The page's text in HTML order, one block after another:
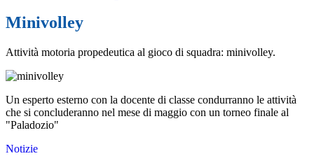
Minivolley
Attività motoria propedeutica al gioco di squadra: minivolley.
Un esperto esterno con la docente di classe condurranno le attività
che si concluderanno nel mese di maggio con un torneo finale al
"Paladozio"
Notizie